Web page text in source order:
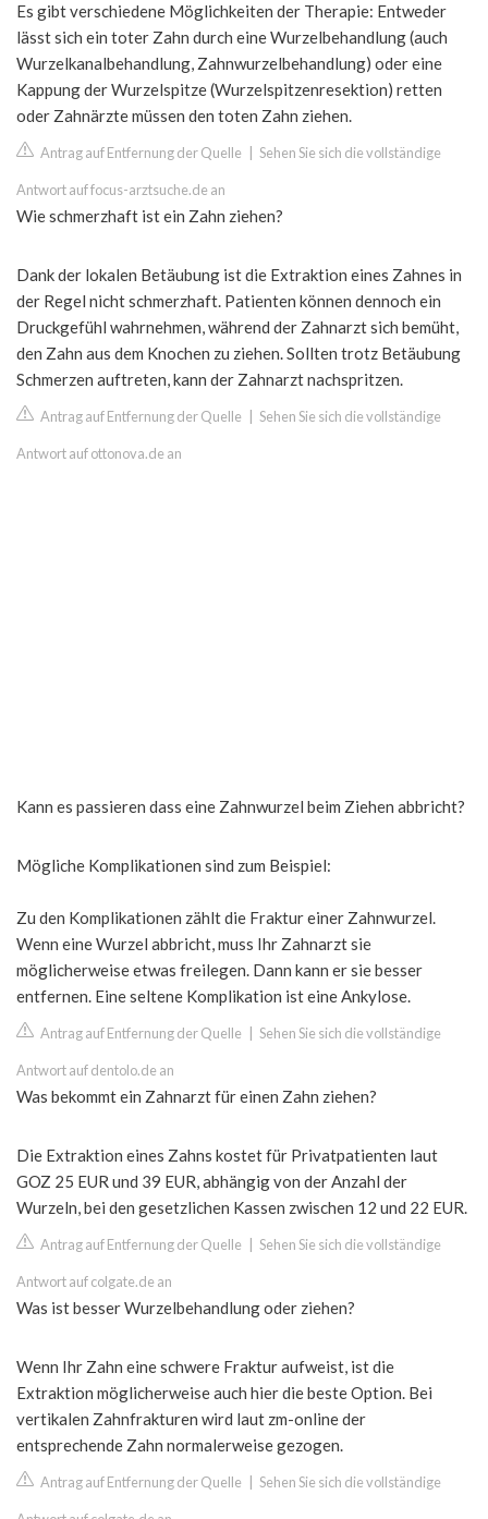
Es gibt verschiedene Möglichkeiten der Therapie: Entweder
lässt sich ein toter Zahn durch eine Wurzelbehandlung (auch
Wurzelkanalbehandlung, Zahnwurzelbehandlung) oder eine
Kappung der Wurzelspitze (Wurzelspitzenresektion) retten
oder Zahnärzte müssen den toten Zahn ziehen.
Antrag auf Entfernung der Quelle Sehen Sie sich die vollständige
Antwort auf focus-arztsuche.de an
Wie schmerzhaft ist ein Zahn ziehen?
Dank der lokalen Betäubung ist die Extraktion eines Zahnes in
der Regel nicht schmerzhaft. Patienten können dennoch ein
Druckgefühl wahrnehmen, während der Zahnarzt sich bemüht,
den Zahn aus dem Knochen zu ziehen. Sollten trotz Betäubung
Schmerzen auftreten, kann der Zahnarzt nachspritzen.
Antrag auf Entfernung der Quelle Sehen Sie sich die vollständige
Antwort auf ottonova.de an
Kann es passieren dass eine Zahnwurzel beim Ziehen abbricht?
Mögliche Komplikationen sind zum Beispiel:
Zu den Komplikationen zählt die Fraktur einer Zahnwurzel.
Wenn eine Wurzel abbricht, muss Ihr Zahnarzt sie
möglicherweise etwas freilegen. Dann kann er sie besser
entfernen. Eine seltene Komplikation ist eine Ankylose.
Antrag auf Entfernung der Quelle Sehen Sie sich die vollständige
Antwort auf dentolo.de an
Was bekommt ein Zahnarzt für einen Zahn ziehen?
Die Extraktion eines Zahns kostet für Privatpatienten laut
GOZ 25 EUR und 39 EUR, abhängig von der Anzahl der
Wurzeln, bei den gesetzlichen Kassen zwischen 12 und 22 EUR.
Antrag auf Entfernung der Quelle Sehen Sie sich die vollständige
Antwort auf colgate.de an
Was ist besser Wurzelbehandlung oder ziehen?
Wenn Ihr Zahn eine schwere Fraktur aufweist, ist die
Extraktion möglicherweise auch hier die beste Option. Bei
vertikalen Zahnfrakturen wird laut zm-online der
entsprechende Zahn normalerweise gezogen.
Antrag auf Entfernung der Quelle Sehen Sie sich die vollständige